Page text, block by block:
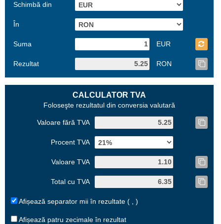
Schimbă din
În
Suma EUR
Rezultat RON
CALCULATOR TVA
Foloseşte rezultatul din conversia valutară
Valoare fără TVA
Procent TVA
Valoare TVA
Total cu TVA
Afișează separator mii în rezultate ( , )
Afișează patru zecimale în rezultat